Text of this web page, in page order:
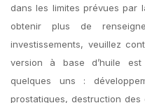
dans les limites prévues par
obtenir plus de
investissements, veuillez
version à base d’huile
quelques uns :
prostatiques, destruction des